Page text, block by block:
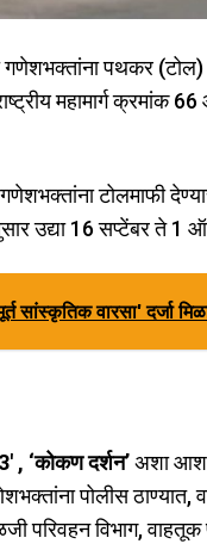
पथकर
महामार्ग क्रमांक
टोलमाफी
उद्या 16 सप्टेंबर ते
सांस्कृतिक वारसा' दर्जा
, ‘कोकण दर्शन’अशा
पोलीस ठाण्यात,
परिवहन विभाग,